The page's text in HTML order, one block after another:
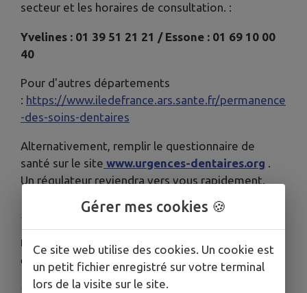
secteur et les horaires de consultation. :
Yvelines : 01 39 51 21 21 / Essone : 01 69 10 00
40
Pour d'autres départements
: https://www.iledefrance.ars.sante.fr/permanence
-des-soins-dentaires
Alternativement, remplir le questionnaire de
santé sur le site www.urgences-dentaires.org .
Un régulateur reviendra vers vous rapidement.
HORAIRES
dimanches et jours fériés : 8h00-16h00
Gérer mes cookies 🍪
Ce site web utilise des cookies. Un cookie est
un petit fichier enregistré sur votre terminal
lors de la visite sur le site.